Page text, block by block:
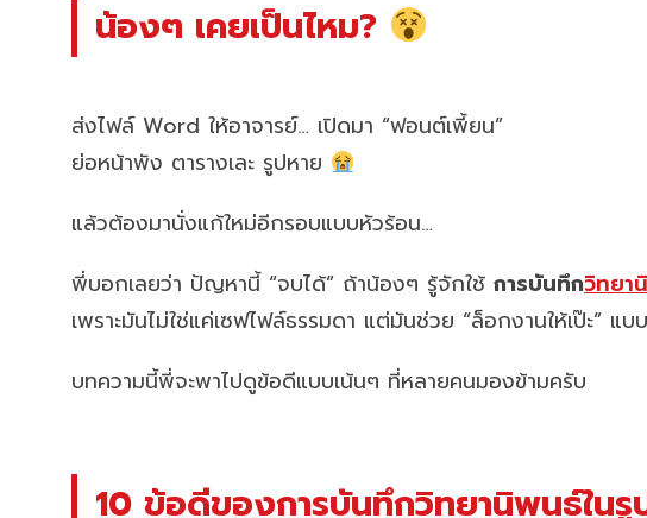
น้องๆ เคยเป็นไหม?
ส่งไฟล์ Word ให้อาจารย์… เปิดมา “ฟอนต์เพี้ยน”
ย่อหน้าพัง ตารางเละ รูปหาย
แล้วต้องมานั่งแก้ใหม่อีกรอบแบบหัวร้อน…
พี่บอกเลยว่า ปัญหานี้ “จบได้” ถ้าน้องๆ รู้จักใช้ การบันทึกวิทยา
เพราะมันไม่ใช่แค่เซฟไฟล์ธรรมดา แต่มันช่วย “ล็อกงานให้เป๊ะ” แ
บทความนี้พี่จะพาไปดูข้อดีแบบเน้นๆ ที่หลายคนมองข้ามครับ
10 ข้อดีของการบันทึกวิทยานิพนธ์ในรู